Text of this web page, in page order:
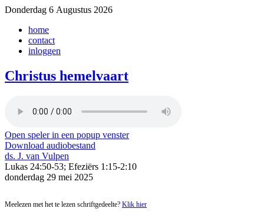
Donderdag 6 Augustus 2026
home
contact
inloggen
Christus hemelvaart
Open speler in een popup venster
Download audiobestand
ds. J. van Vulpen
Lukas 24:50-53; Efeziërs 1:15-2:10
donderdag 29 mei 2025
Meelezen met het te lezen schriftgedeelte? Klik hier